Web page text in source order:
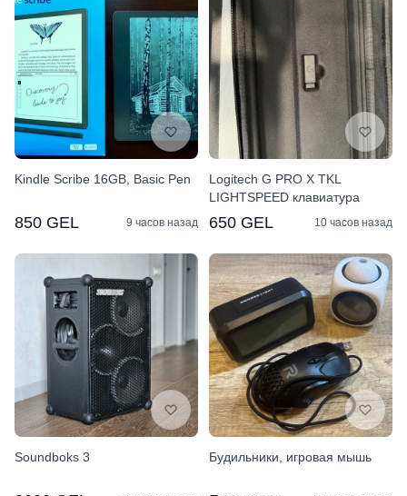
Kindle Scribe 16GB, Basic Pen
850 GEL 9 часов назад
Logitech G PRO X TKL
LIGHTSPEED клавиатура
650 GEL 10 часов назад
Soundboks 3 Будильники, игровая мышь